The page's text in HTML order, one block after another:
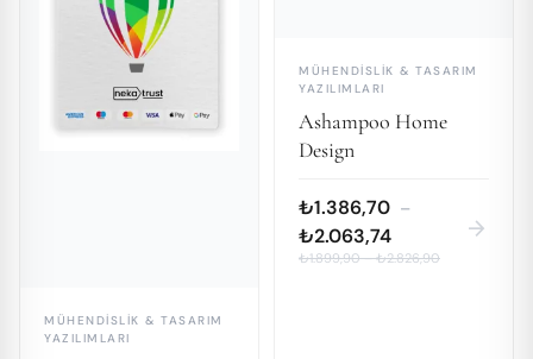
MÜHENDISLIK & TASARIM
YAZILIMLARI
MÜHENDISLIK & TASARIM
YAZILIMLARI
Ashampoo Home
Design
₺1.386,70 –
₺2.063,74
₺1.899,90–₺2.826,90
arrow_forward